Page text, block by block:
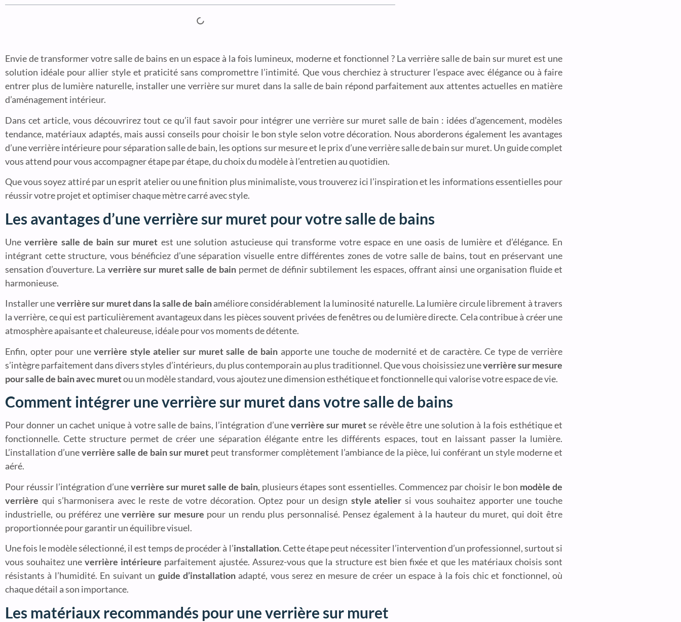
Envie de transformer votre salle de bains en un espace à la fois lumineux, moderne et fonctionnel ? La verrière salle de bain sur muret est une
solution idéale pour allier style et praticité sans compromettre l’intimité. Que vous cherchiez à structurer l’espace avec élégance ou à faire
entrer plus de lumière naturelle, installer une verrière sur muret dans la salle de bain répond parfaitement aux attentes actuelles en matière
d’aménagement intérieur.
Dans cet article, vous découvrirez tout ce qu’il faut savoir pour intégrer une verrière sur muret salle de bain : idées d’agencement, modèles
tendance, matériaux adaptés, mais aussi conseils pour choisir le bon style selon votre décoration. Nous aborderons également les avantages
d’une verrière intérieure pour séparation salle de bain, les options sur mesure et le prix d’une verrière salle de bain sur muret. Un guide complet
vous attend pour vous accompagner étape par étape, du choix du modèle à l’entretien au quotidien.
Que vous soyez attiré par un esprit atelier ou une finition plus minimaliste, vous trouverez ici l’inspiration et les informations essentielles pour
réussir votre projet et optimiser chaque mètre carré avec style.
Les avantages d’une verrière sur muret pour votre salle de bains
Uneverrière salle de bain sur muret est une solution astucieuse qui transforme votre espace en une oasis de lumière et d’élégance. En
intégrant cette structure, vous bénéficiez d’une séparation visuelle entre différentes zones de votre salle de bains, tout en préservant une
sensation d’ouverture. La verrière sur muret salle de bain permet de définir subtilement les espaces, offrant ainsi une organisation fluide et
harmonieuse.
Installer uneverrière sur muret dans la salle de bainaméliore considérablement la luminosité naturelle. La lumière circule librement à travers
la verrière, ce qui est particulièrement avantageux dans les pièces souvent privées de fenêtres ou de lumière directe. Cela contribue à créer une
atmosphère apaisante et chaleureuse, idéale pour vos moments de détente.
Enfin, opter pour uneverrière style atelier sur muret salle de bain apporte une touche de modernité et de caractère. Ce type de verrière
s’intègre parfaitement dans divers styles d’intérieurs, du plus contemporain au plus traditionnel. Que vous choisissiez uneverrière sur mesure
pour salle de bain avec muretou un modèle standard, vous ajoutez une dimension esthétique et fonctionnelle qui valorise votre espace de vie.
Comment intégrer une verrière sur muret dans votre salle de bains
Pour donner un cachet unique à votre salle de bains, l’intégration d’uneverrière sur muretse révèle être une solution à la fois esthétique et
fonctionnelle. Cette structure permet de créer une séparation élégante entre les différents espaces, tout en laissant passer la lumière.
L’installation d’uneverrière salle de bain sur muret peut transformer complètement l’ambiance de la pièce, lui conférant un style moderne et
aéré.
Pour réussir l’intégration d’uneverrière sur muret salle de bain, plusieurs étapes sont essentielles. Commencez par choisir le bon modèle de
verrière qui s’harmonisera avec le reste de votre décoration. Optez pour un design style atelier si vous souhaitez apporter une touche
industrielle, ou préférez uneverrière sur mesure pour un rendu plus personnalisé. Pensez également à la hauteur du muret, qui doit être
proportionnée pour garantir un équilibre visuel.
Une fois le modèle sélectionné, il est temps de procéder à l’installation. Cette étape peut nécessiter l’intervention d’un professionnel, surtout si
vous souhaitez uneverrière intérieure parfaitement ajustée. Assurez-vous que la structure est bien fixée et que les matériaux choisis sont
résistants à l’humidité. En suivant un guide d’installation adapté, vous serez en mesure de créer un espace à la fois chic et fonctionnel, où
chaque détail a son importance.
Les matériaux recommandés pour une verrière sur muret